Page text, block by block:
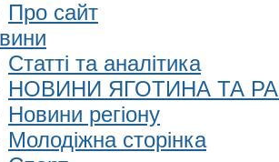
Про сайт
Статті та аналітика
НОВИНИ ЯГОТИНА ТА
Новини регіону
Молодіжна сторінка